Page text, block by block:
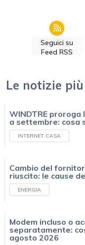
Seguici su
Feed RSS
Le notizie
WINDTRE
a settembre: cosa
INTERNET CASA
Cambio del
riuscito: le cause
ENERGIA
Modem incluso o
separatamente:
agosto 2026